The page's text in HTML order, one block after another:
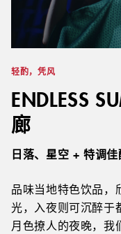
轻酌，凭风
ENDLESS
廊
日落、星空 + 特调佳
品味当地特色饮品，
光，入夜则可沉醉于
月色撩人的夜晚，我